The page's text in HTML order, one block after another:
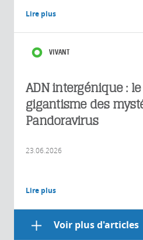
Lire plus
VIVANT
ADN intergénique :
gigantisme des
Pandoravirus
23.06.2026
Lire plus
Voir plus d'articles